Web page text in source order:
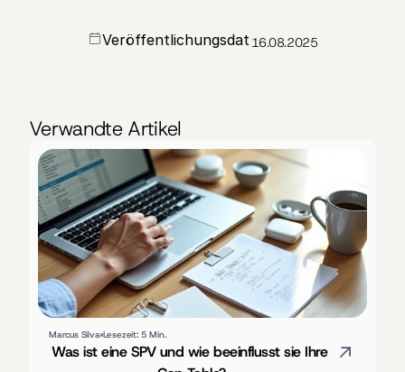
Veröffentlichungsdat16.08.2025
Verwandte Artikel
Marcus Silva Lesezeit: 5 Min.
Was ist eine SPV und wie beeinflusst sie Ihre